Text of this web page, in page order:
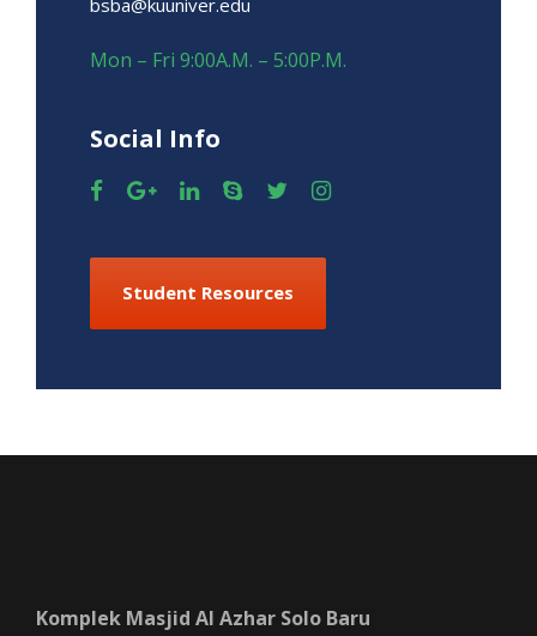
Mon – Fri 9:00A.M. – 5:00P.M.
Social Info
Student Resources
Komplek Masjid Al Azhar Solo Baru